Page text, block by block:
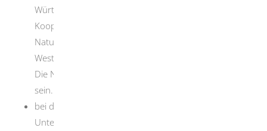
Württemberg oder Hamburg oder einem
Kooperationspartner oder beim Landesamt für
Natur, Umwelt und Verbraucherschutz Nordrhein-
Westfalen
Die Nachweise dürfen jeweils nicht älter als ein Jahr
sein.
bei der Durchführung mikrobiologischer
Untersuchungen die Bestätigung der Anzeige beim